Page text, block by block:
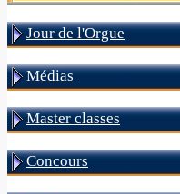
Jour de l'Orgue
Médias
Master classes
Concours